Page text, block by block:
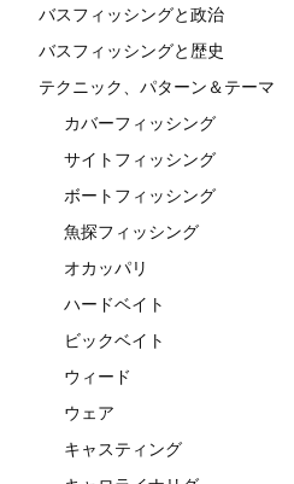
バスフィッシングと政治
バスフィッシングと歴史
テクニック、パターン＆テーマ
カバーフィッシング
サイトフィッシング
ボートフィッシング
魚探フィッシング
オカッパリ
ハードベイト
ビックベイト
ウィード
ウェア
キャスティング